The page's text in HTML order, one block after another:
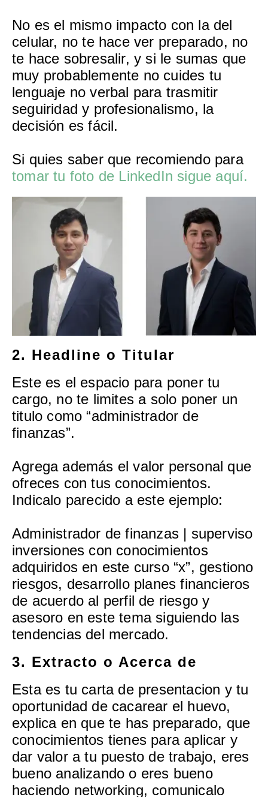
No es el mismo impacto con la del
celular, no te hace ver preparado, no
te hace sobresalir, y si le sumas que
muy probablemente no cuides tu
lenguaje no verbal para trasmitir
seguiridad y profesionalismo, la
decisión es fácil.
Si quies saber que recomiendo para
tomar tu foto de LinkedIn sigue aquí.
2. Headline o Titular
Este es el espacio para poner tu
cargo, no te limites a solo poner un
titulo como “administrador de
finanzas”.
Agrega además el valor personal que
ofreces con tus conocimientos.
Indicalo parecido a este ejemplo:
Administrador de finanzas | superviso
inversiones con conocimientos
adquiridos en este curso “x”, gestiono
riesgos, desarrollo planes financieros
de acuerdo al perfil de riesgo y
asesoro en este tema siguiendo las
tendencias del mercado.
3. Extracto o Acerca de
Esta es tu carta de presentacion y tu
oportunidad de cacarear el huevo,
explica en que te has preparado, que
conocimientos tienes para aplicar y
dar valor a tu puesto de trabajo, eres
bueno analizando o eres bueno
haciendo networking, comunicalo